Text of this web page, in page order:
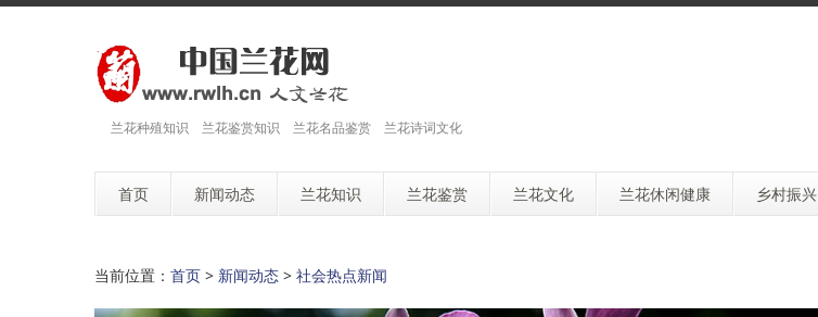
兰花种殖知识 兰花鉴赏知识 兰花名品鉴赏 兰花诗词文化
首页 新闻动态 兰花知识 兰花鉴赏 兰花文化 兰花休闲健康 乡村振兴
当前位置： 首页 > 新闻动态 > 社会热点新闻